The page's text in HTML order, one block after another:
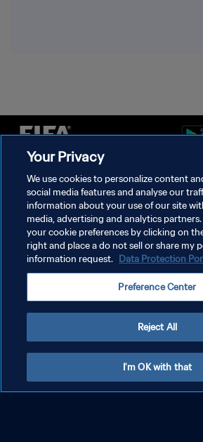
POLITIQUE DE CONFIDENTIALITÉ
CONDITIONS D'UTILISATION
GÉRER VOS PRÉFÉRENCES SUR LES COOKIES
Copyright © 1994 - 2026 FIFA. Tous droits réservés.
Your Privacy
We use cookies to personalize content
social media features and analyse our
information about your use of our site
media, advertising and analytics
your cookie preferences by clicking on
right and place a do not sell or share my
information request. Data Protection
Preference Center
Reject All
I'm OK with that